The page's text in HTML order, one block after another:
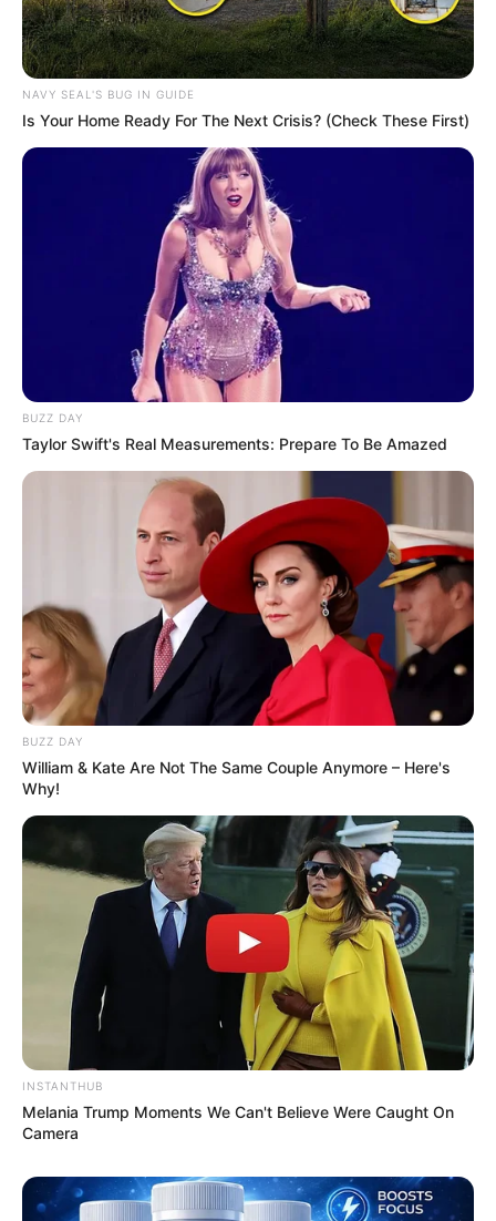
NAVY SEAL'S BUG IN GUIDE
Is Your Home Ready For The Next Crisis? (Check These First)
BUZZ DAY
Taylor Swift's Real Measurements: Prepare To Be Amazed
BUZZ DAY
William & Kate Are Not The Same Couple Anymore – Here's
Why!
INSTANTHUB
Melania Trump Moments We Can't Believe Were Caught On
Camera